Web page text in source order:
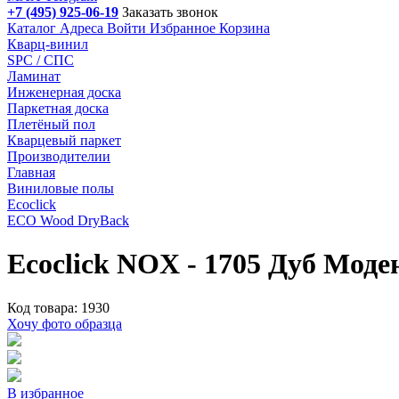
+7 (495) 925-06-19 Заказать звонок
Каталог Адреса Войти Избранное Корзина
Кварц-винил
SPC / СПС
Ламинат
Инженерная доска
Паркетная доска
Плетёный пол
Кварцевый паркет
Производителии
Главная
Виниловые полы
Ecoclick
ECO Wood DryBack
Ecoclick NOX - 1705 Дуб
Код товара: 1930
Хочу фото образца
В избранное